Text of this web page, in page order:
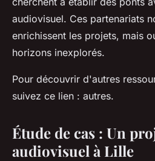
audiovisuel. Ces partenariats
enrichissent les projets, mais
horizons inexplorés.
Pour découvrir d'autres
suivez ce lien : autres.
Étude de cas : Un
audiovisuel à Lille